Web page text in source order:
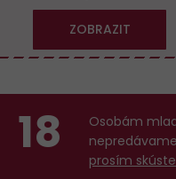
ZOBRAZIT
18
Osobám
prosím